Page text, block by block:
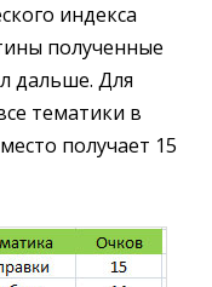
индекса
полученные
дальше. Для
тематики в
получает 15